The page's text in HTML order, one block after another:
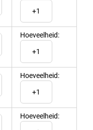
Hoeveelheid:
Hoeveelheid:
Hoeveelheid: